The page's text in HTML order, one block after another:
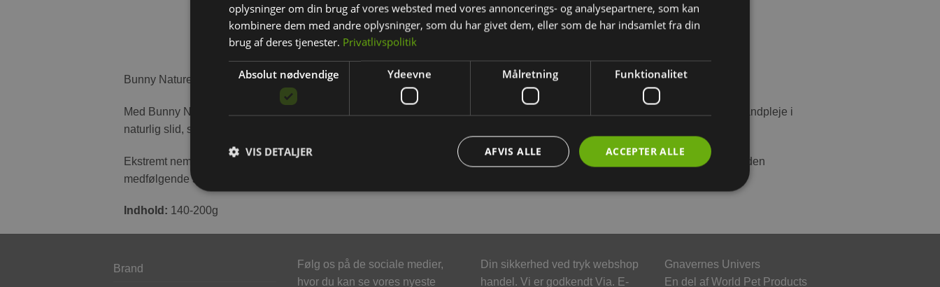
BESKRIVELSE
Bunny Nature Gnaverod lavet af 100% naturlig lyngrod til kaniner og gnavere. Gnavesjov begynder med denne rod.
Med Bunny Natures Gnaverod fra naturens rødder, får din gnavere eller kanin sig en lang gnaveglæde, der desuden fremmer tandpleje i
naturlig slid, samt beskæftiger dit kæledyr i aktivitet.
Ekstremt nem at benytte. Placer gnaverodden i indhegningen eller buret til mindre gnavere og fastgør den et sted ved hjælp af den
medfølgende snor.
Indhold: 140-200g
Brand
Følg os på de sociale medier,
hvor du kan se vores nyeste
Din sikkerhed ved tryk webshop
handel. Vi er godkendt Via. E-
Gnavernes Univers
En del af World Pet Products
oplysninger om din brug af vores websted med vores annoncerings- og analysepartnere, som kan
kombinere dem med andre oplysninger, som du har givet dem, eller som de har indsamlet fra din
brug af deres tjenester. Privatlivspolitik
Absolut nødvendige Ydeevne Målretning Funktionalitet
ACCEPTER ALLE
AFVIS ALLE
VIS DETALJER